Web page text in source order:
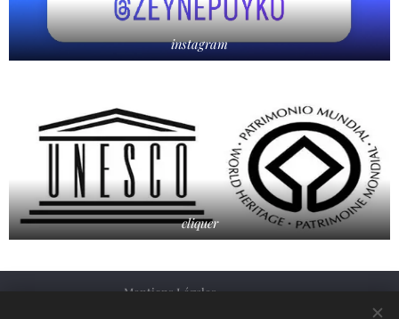
instagram
cliquer
Mentions Légales